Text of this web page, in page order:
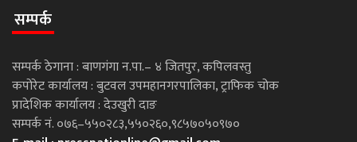
सम्पर्क
सम्पर्क ठेगाना : बाणगंगा न.पा.– ४ जितपुर, कपिलवस्तु
कपोरेट कार्यालय : बुटवल उपमहानगरपालिका, ट्राफिक चोक
प्रादेशिक कार्यालय : देउखुरी दाङ
सम्पर्क नं. ०७६–५५०२८३,५५०२६०,९८५७०५०९७०